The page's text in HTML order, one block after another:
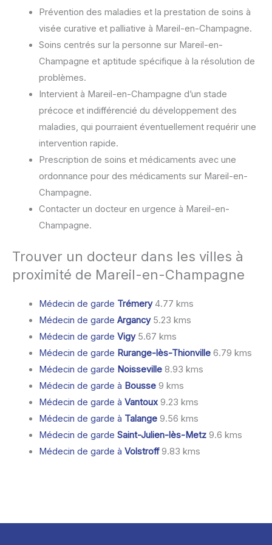
Prévention des maladies et la prestation de soins à
visée curative et palliative à Mareil-en-Champagne.
Soins centrés sur la personne sur Mareil-en-
Champagne et aptitude spécifique à la résolution de
problèmes.
Intervient à Mareil-en-Champagne d’un stade
précoce et indifférencié du développement des
maladies, qui pourraient éventuellement requérir une
intervention rapide.
Prescription de soins et médicaments avec une
ordonnance pour des médicaments sur Mareil-en-
Champagne.
Contacter un docteur en urgence à Mareil-en-
Champagne.
Trouver un docteur dans les villes à
proximité de Mareil-en-Champagne
Médecin de garde Trémery4.77 kms
Médecin de garde Argancy5.23 kms
Médecin de garde Vigy5.67 kms
Médecin de garde Rurange-lès-Thionville6.79 kms
Médecin de garde Noisseville8.93 kms
Médecin de garde à Bousse9 kms
Médecin de garde à Vantoux9.23 kms
Médecin de garde à Talange9.56 kms
Médecin de garde Saint-Julien-lès-Metz9.6 kms
Médecin de garde à Volstroff9.83 kms